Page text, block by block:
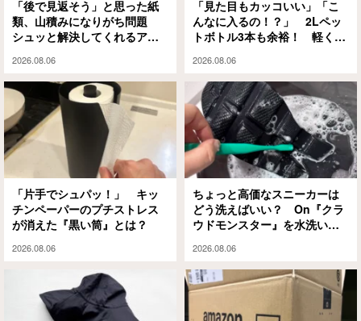
「後で見返そう」と思った紙
類、山積みになりがち問題
シュッと解決してくれるアイ
2026.08.06
「見た目もカッコいい」「こ
んなに入るの！？」 2Lペッ
トボトル3本も余裕！ 軽くて
ッグが大正解
2026.08.06
「片手でシュパッ！」 キッ
チンペーパーのプチストレス
が消えた『黒い筒』とは？
2026.08.06
ちょっと高価なスニーカーは
どう洗えばいい？ On『クラ
ウドモンスター』を水洗いと
と…
2026.08.06